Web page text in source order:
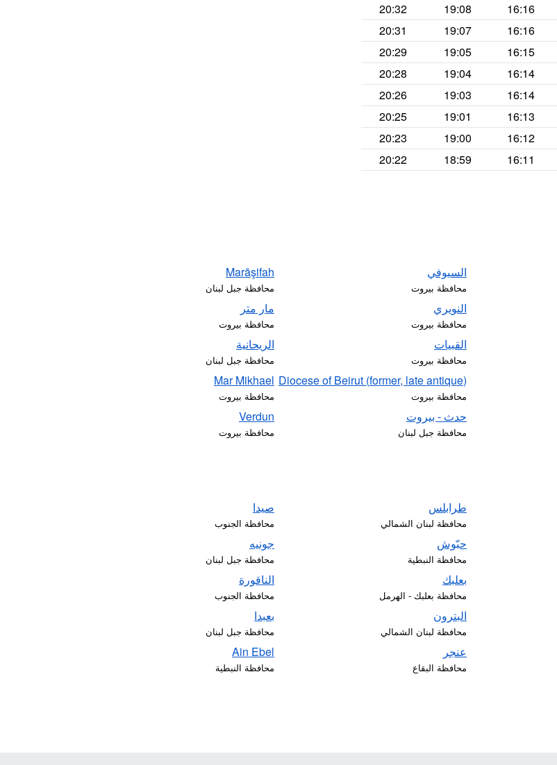
16:16
19:08
20:32
16:16
19:07
20:31
16:15
19:05
20:29
16:14
19:04
20:28
16:14
19:03
20:26
16:13
19:01
20:25
16:12
19:00
20:23
16:11
18:59
20:22
السيوفي
محافظة بيروت
Marāşifah
محافظة جبل لبنان
النويري
محافظة بيروت
مار متر
محافظة بيروت
القبيات
محافظة بيروت
الريحانية
محافظة جبل لبنان
(former, late antique) Diocese of Beirut
محافظة بيروت
Mar Mikhael
محافظة بيروت
حدث - بيروت
محافظة جبل لبنان
Verdun
محافظة بيروت
طرابلس
محافظة لبنان الشمالي
صيدا
محافظة الجنوب
حبّوش
محافظة النبطية
جونيه
محافظة جبل لبنان
بعلبك
محافظة بعلبك - الهرمل
الناقورة
محافظة الجنوب
البترون
محافظة لبنان الشمالي
بعبدا
محافظة جبل لبنان
عنجر
محافظة البقاع
Ain Ebel
محافظة النبطية